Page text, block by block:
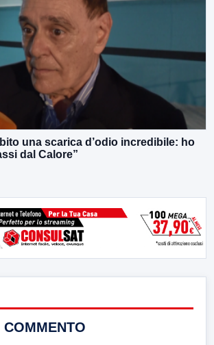
una scarica d’odio incredibile: ho
dal Calore”